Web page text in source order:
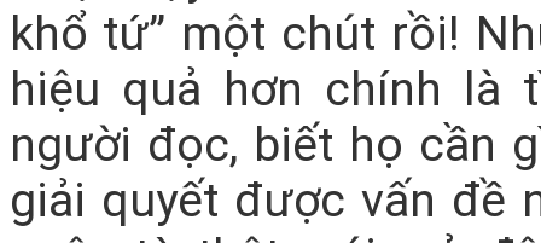
khổ tứ” một chút rồi!
hiệu quả hơn chính là
người đọc, biết họ cần
giải quyết được vấn đề